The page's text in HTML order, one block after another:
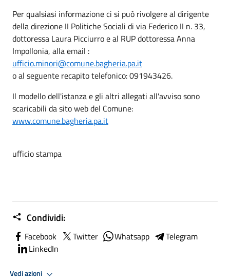
Per qualsiasi informazione ci si può rivolgere al dirigente
della direzione II Politiche Sociali di via Federico II n. 33,
dottoressa Laura Picciurro e al RUP dottoressa Anna
Impollonia, alla email :
ufficio.minori@comune.bagheria.pa.it
o al seguente recapito telefonico: 091943426.
Il modello dell'istanza e gli altri allegati all'avviso sono
scaricabili da sito web del Comune:
www.comune.bagheria.pa.it
ufficio stampa
Condividi:
Facebook Twitter Whatsapp
Telegram
LinkedIn
Vedi azioni